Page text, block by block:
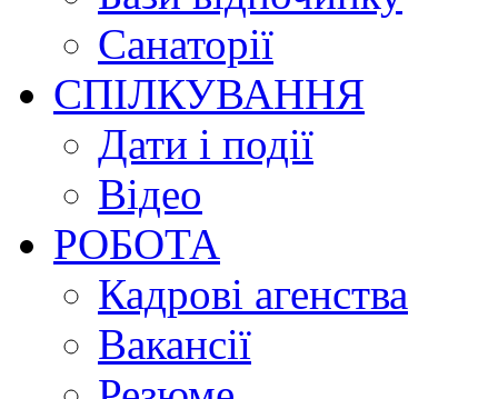
Санаторії
СПІЛКУВАННЯ
Дати і події
Відео
РОБОТА
Кадрові агенства
Вакансії